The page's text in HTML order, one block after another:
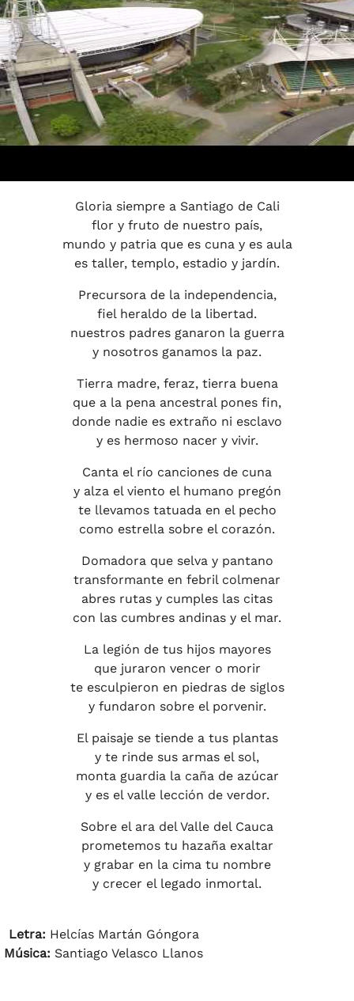
Gloria siempre a Santiago de Cali
flor y fruto de nuestro país,
mundo y patria que es cuna y es aula
es taller, templo, estadio y jardín.
Precursora de la independencia,
fiel heraldo de la libertad.
nuestros padres ganaron la guerra
y nosotros ganamos la paz.
Tierra madre, feraz, tierra buena
que a la pena ancestral pones fin,
donde nadie es extraño ni esclavo
y es hermoso nacer y vivir.
Canta el río canciones de cuna
y alza el viento el humano pregón
te llevamos tatuada en el pecho
como estrella sobre el corazón.
Domadora que selva y pantano
transformante en febril colmenar
abres rutas y cumples las citas
con las cumbres andinas y el mar.
La legión de tus hijos mayores
que juraron vencer o morir
te esculpieron en piedras de siglos
y fundaron sobre el porvenir.
El paisaje se tiende a tus plantas
y te rinde sus armas el sol,
monta guardia la caña de azúcar
y es el valle lección de verdor.
Sobre el ara del Valle del Cauca
prometemos tu hazaña exaltar
y grabar en la cima tu nombre
y crecer el legado inmortal.
Letra: Helcías Martán Góngora
Música: Santiago Velasco Llanos